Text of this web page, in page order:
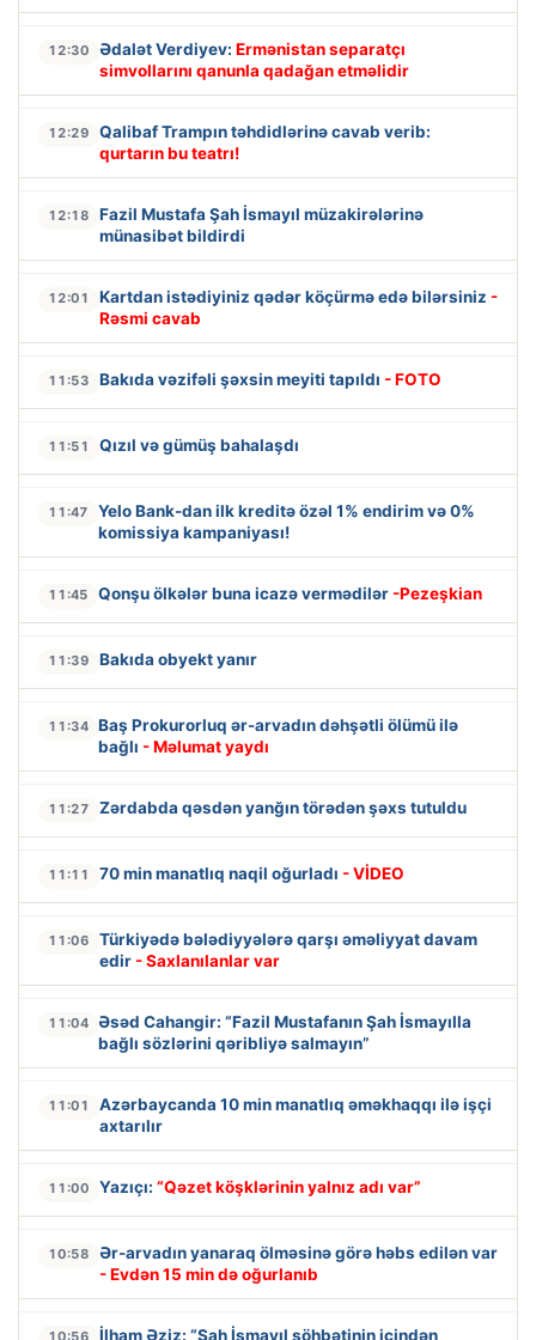
12:30 Ədalət Verdiyev: Ermənistan separatçı
simvollarını qanunla qadağan etməlidir
12:29
Qalibaf Trampın təhdidlərinə cavab verib:
qurtarın bu teatrı!
12:18
Fazil Mustafa Şah İsmayıl müzakirələrinə
münasibət bildirdi
12:01 Kartdan istədiyiniz qədər köçürmə edə bilərsiniz -
Rəsmi cavab
11:53 Bakıda vəzifəli şəxsin meyiti tapıldı - FOTO
11:51 Qızıl və gümüş bahalaşdı
11:47
Yelo Bank-dan ilk kreditə özəl 1% endirim və 0%
komissiya kampaniyası!
11:45 Qonşu ölkələr buna icazə vermədilər -Pezeşkian
11:39 Bakıda obyekt yanır
11:34 Baş Prokurorluq ər-arvadın dəhşətli ölümü ilə
bağlı - Məlumat yaydı
11:27 Zərdabda qəsdən yanğın törədən şəxs tutuldu
11:11 70 min manatlıq naqil oğurladı - VİDEO
11:06
Türkiyədə bələdiyyələrə qarşı əməliyyat davam
edir - Saxlanılanlar var
11:04
Əsəd Cahangir: “Fazil Mustafanın Şah İsmayılla
bağlı sözlərini qəribliyə salmayın”
11:01
Azərbaycanda 10 min manatlıq əməkhaqqı ilə işçi
axtarılır
11:00 Yazıçı: “Qəzet köşklərinin yalnız adı var”
10:58
Ər-arvadın yanaraq ölməsinə görə həbs edilən var
- Evdən 15 min də oğurlanıb
10:56 İlham Əziz: “Şah İsmayıl söhbətinin içindən